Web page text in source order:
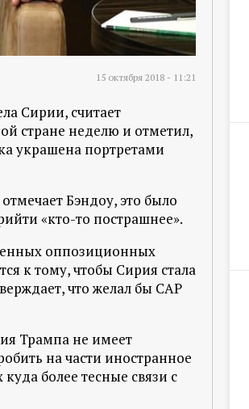
15 октября 2018 - 11:21
Сирии, считает
стране неделю и отметил,
украшена портретами
Бэндоу, это было
«кто-то пострашнее».
оппозиционных
к тому, чтобы Сирия стала
что желал бы САР
Трампа не имеет
на части иностранное
более тесные связи с